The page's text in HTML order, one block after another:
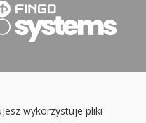
wykorzystuje pliki